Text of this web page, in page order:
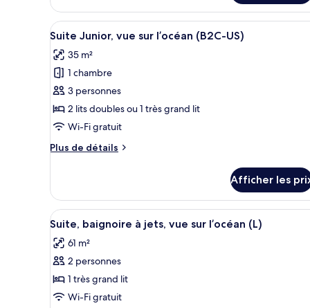
Suite
Junior
(E)
Afficher
toutes
les
photos
pour
ce
type
chambre :
vue
sur
l’océan
(B2C-
US)
Une chambre d’hôtel avec
2
Suite Junior, vue sur l’océan (B2C-US)
35 m²
1 chambre
3 personnes
2 lits doubles ou 1 très grand lit
Wi-Fi gratuit
Plus de détails
Plus
Suite
Junior,
vue
l’océan
(B2C-
Afficher les
Afficher
toutes
les
photos
pour
ce
Une chambre d’hôtel avec
4
Suite, baignoire à jets, vue sur l’océan (L)
61 m²
2 personnes
1 très grand lit
Wi-Fi gratuit